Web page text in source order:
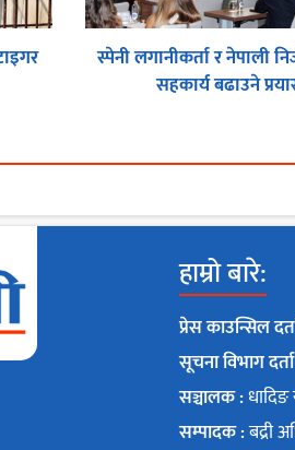
स्पेनी लगानीकर्ता र नेपाली
सहकार्य बढाउने
हाम्रो बारे:
प्रेस काउन्सिल
सूचना विभाग
सञ्चालक :धादिङ
सम्पादक :बद्री